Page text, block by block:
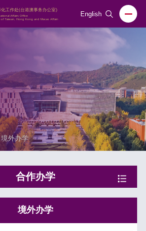
English
境外办学
合作办学
境外办学